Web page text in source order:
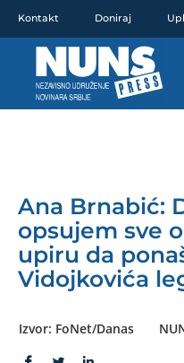
sadržaj
Kontakt Doniraj
Ana Brnabić:
opsujem sve
upiru da
Vidojkovića
Izvor: FoNet/Danas